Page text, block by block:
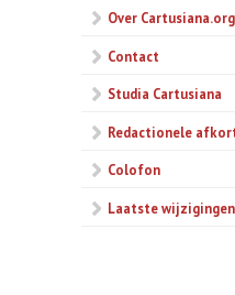
Over Cartusiana.org
Contact
Studia Cartusiana
Redactionele
Colofon
Laatste wijzigingen